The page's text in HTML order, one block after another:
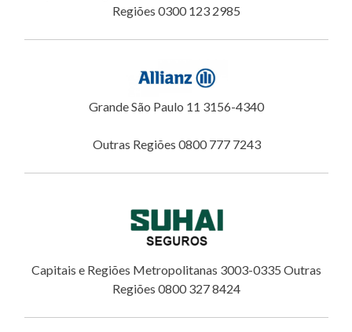
Regiões 0300 123 2985
Grande São Paulo 11 3156-4340
Outras Regiões 0800 777 7243
Capitais e Regiões Metropolitanas 3003-0335 Outras
Regiões 0800 327 8424